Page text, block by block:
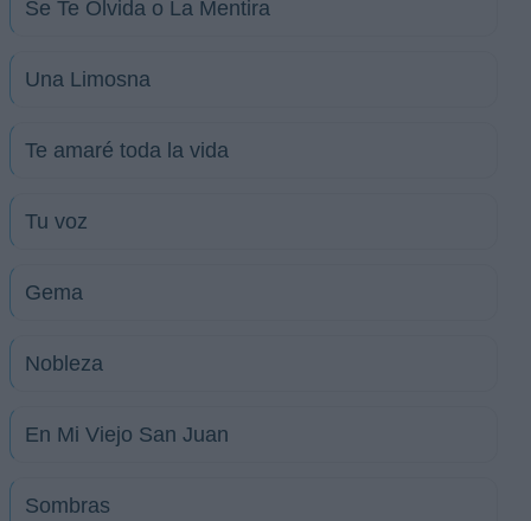
Se Te Olvida o La Mentira
Una Limosna
Te amaré toda la vida
Tu voz
Gema
Nobleza
En Mi Viejo San Juan
Sombras